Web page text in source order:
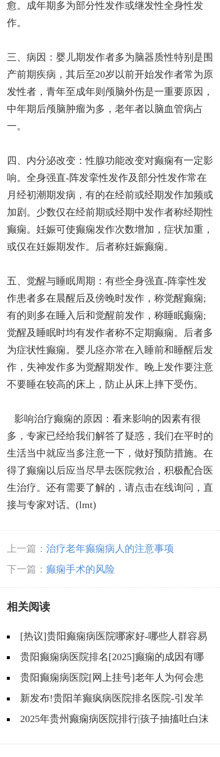
愈。成年期多为部分性发作或继发性全身性发
作。
三、病因：婴儿期发作者多为脑器质性特别是围
产前期疾病，其后至20岁以前开始发作者常为原
发性者，青年至成年则颅脑外伤是一重要原因，
中年期后颅脑肿瘤为多，老年者以脑血管病占
一。
四、内分泌改变：性腺功能改变对癫痫有一定影
响。全身强直-阵发挛性发作及部分性发作常在
月经初潮期发病，有的在经前或经期发作加频或
加剧。少数仅在经前期或经期中发作者称经期性
癫痫。妊娠可使癫痫发作次数增加，症状加重，
或仅在妊娠期发作。后者称妊娠癫痫。
五、觉醒与睡眠周期：有些全身强直-阵挛性发
作患者多在晨醒后及傍晚时发作，称觉醒癫痫;
有的则多在睡入后和觉醒前发作，称睡眠癫痫;
觉醒及睡眠时均有发作者称不定期癫痫。后者多
为症状性癫痫。婴儿痉亦常在入睡前和睡醒后发
作，失神发作多为觉醒期发作。晚上发作要注意
不要睡在较高的床上，防止从床上摔下受伤。
影响治疗癫痫的原因：看来影响的因素有很
多，专家已经给我们解答了疑惑，我们在平时的
生活当中就应当多注意一下，做好预防措施。在
得了癫痫以后应当尽早去医院救治，积极配合医
生治疗。还有需要了解的，请点击在线询问，直
接与专家对话。(lmt)
上一篇： 治疗老年癫痫病人的注意事项
下一篇： 癫痫手术的风险
相关阅读
[热议]贵阳癫痫病医院哪家好-哪些人群容易
得癫痫？
贵阳癫痫病医院排名[2025]癫痫的成因有哪
些？贵阳癫痫病医院[网上挂号]老年人为何会患
有癫痫?
新发布!贵阳羊癫疯病医院排名医院-引发羊
癫疯的因素有哪些？
2025年贵州癫痫病医院排行|孩子抽搐吐白沫